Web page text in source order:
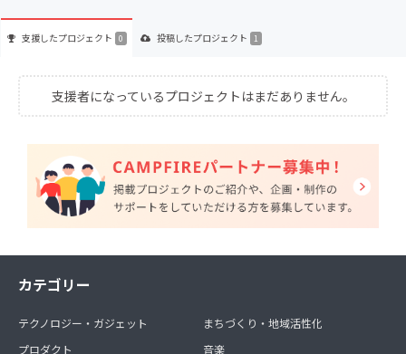
支援したプロジェクト 0 投稿したプロジェクト 1
支援者になっているプロジェクトはまだありません。
カテゴリー
テクノロジー・ガジェット
プロダクト
まちづくり・地域活性化
音楽